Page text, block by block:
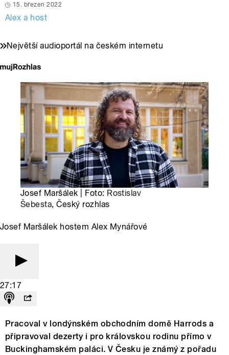
15. březen 2022
Alex a host
Největší audioportál na českém internetu
Josef Maršálek | Foto: Rostislav
Šebesta, Český rozhlas
Josef Maršálek hostem Alex Mynářové
27:17
Pracoval v londýnském obchodním domě Harrods a
připravoval dezerty i pro královskou rodinu přímo v
Buckinghamském paláci. V Česku je známý z pořadu